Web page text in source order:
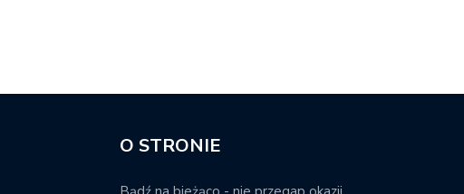
O STRONIE